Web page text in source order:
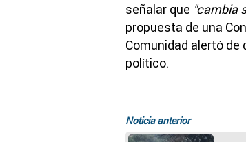
señalar que "cambia
propuesta de una
Comunidad alertó
político.
Noticia anterior